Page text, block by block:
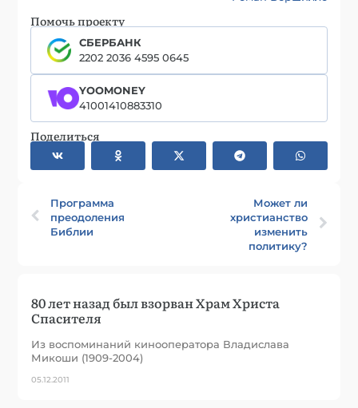
Помочь проекту
СБЕРБАНК
2202 2036 4595 0645
YOOMONEY
41001410883310
Поделиться
Программа
преодоления
Библии
Может ли
христианство
изменить
политику?
80 лет назад был взорван Храм Христа
Спасителя
Из воспоминаний кинооператора Владислава
Микоши (1909-2004)
05.12.2011